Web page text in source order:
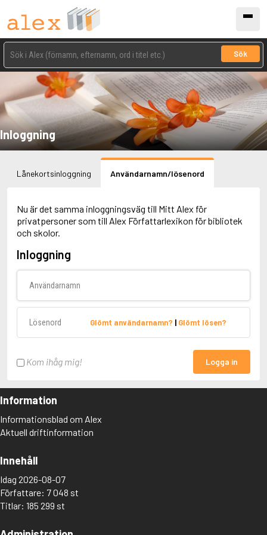
Sök
Inloggning
Lånekortsinloggning Användarnamn/lösenord
Nu är det samma inloggningsväg till Mitt Alex för
privatpersoner som till Alex Författarlexikon för bibliotek
och skolor.
Inloggning
Glömt användarnamn? | Glömt lösen?
Kom ihåg mig! Logga in
Information
Informationsblad om Alex
Aktuell driftinformation
Innehåll
Idag 2026-08-07
Författare: 7 048 st
Titlar: 185 299 st